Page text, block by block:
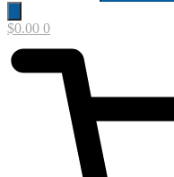
$0.00 0